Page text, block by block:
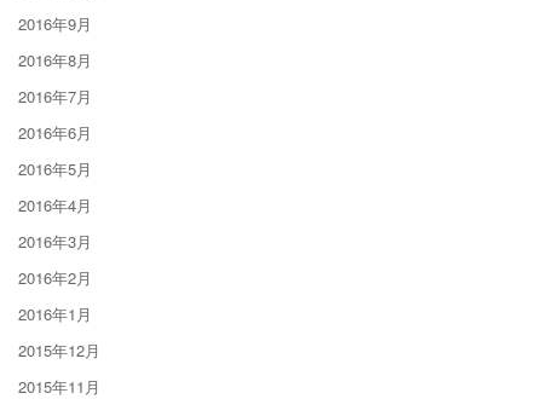
2016年9月
2016年8月
2016年7月
2016年6月
2016年5月
2016年4月
2016年3月
2016年2月
2016年1月
2015年12月
2015年11月